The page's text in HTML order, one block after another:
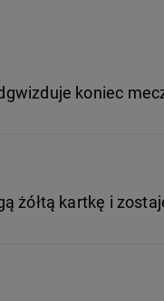
koniec
żółtą kartkę i